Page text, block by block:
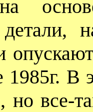
В
но все-